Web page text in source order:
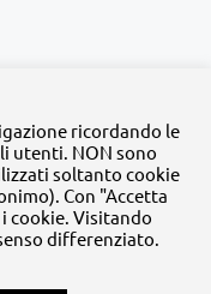
| MyFpm è un
Magnani
ricordando le
utenti. NON sono
soltanto cookie
Con "Accetta
cookie. Visitando
differenziato.